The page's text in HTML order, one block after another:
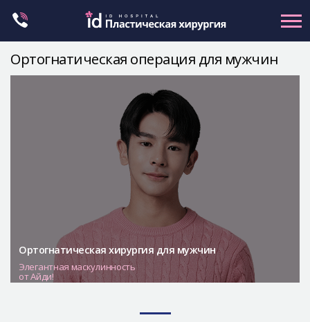
Контуринг тела
Let Me In
Ортогнатическая операция для мужчин
Ортогнатическая хирургия для мужчин
Элегантная маскулинность
от Айди!